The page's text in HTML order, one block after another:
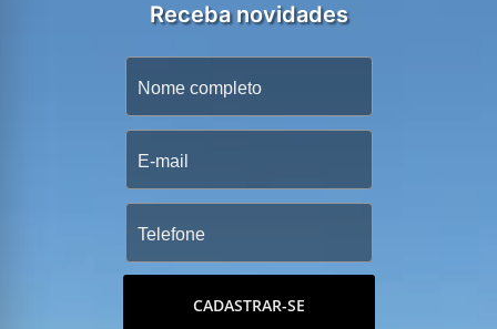
Receba novidades
CADASTRAR-SE